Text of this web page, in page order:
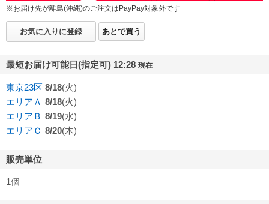
※お届け先が離島(沖縄)のご注文はPayPay対象外です
お気に入りに登録 あとで買う
最短お届け可能日(指定可) 12:28 現在
東京23区 8/18(火)
エリアＡ 8/18(火)
エリアＢ 8/19(水)
エリアＣ 8/20(木)
販売単位
1個